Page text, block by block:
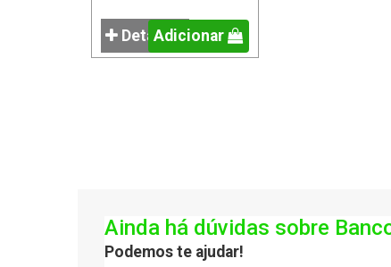
DetalhesAdicionar
Ainda há dúvidas sobre
Podemos te ajudar!